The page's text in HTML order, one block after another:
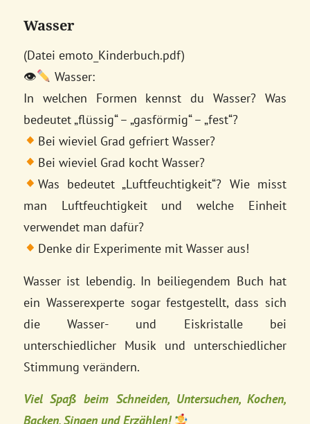
Wasser
(Datei emoto_Kinderbuch.pdf)
👁
Wasser:
In welchen Formen kennst du Wasser? Was
bedeutet „flüssig“ – „gasförmig“ – „fest“?
Bei wieviel Grad gefriert Wasser?
Bei wieviel Grad kocht Wasser?
Was bedeutet „Luftfeuchtigkeit“? Wie misst
man Luftfeuchtigkeit und welche Einheit
verwendet man dafür?
Denke dir Experimente mit Wasser aus!
Wasser ist lebendig. In beiliegendem Buch hat
ein Wasserexperte sogar festgestellt, dass sich
die Wasser- und Eiskristalle bei
unterschiedlicher Musik und unterschiedlicher
Stimmung verändern.
Viel Spaß beim Schneiden, Untersuchen, Kochen,
Backen, Singen und Erzählen!